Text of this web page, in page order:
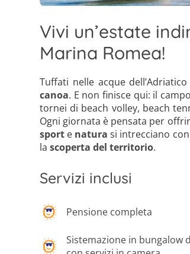
Vivi un’estate
Marina Romea!
Tuffati nelle acque
canoa. E non finisce qui: il
tornei di beach volley, beach
Ogni giornata è pensata per
sport e natura si intrecciano
lascoperta del territorio.
Servizi inclusi
Pensione completa
Sistemazione in bungalow